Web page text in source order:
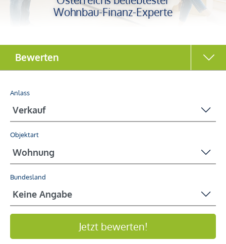
Wohnbau-Finanz-Experte
Anlass
Objektart
Bundesland
Jetzt bewerten!
Bewerten